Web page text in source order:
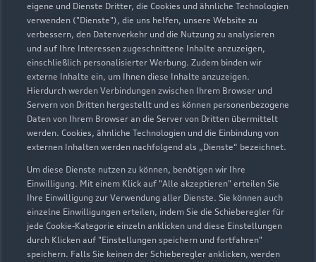
eigene und Dienste Dritter, die Cookies und ähnliche Technologien
verwenden ("Dienste"), die uns helfen, unsere Website zu
verbessern, den Datenverkehr und die Nutzung zu analysieren
und auf Ihre Interessen zugeschnittene Inhalte anzuzeigen,
einschließlich personalisierter Werbung. Zudem binden wir
externe Inhalte ein, um Ihnen diese Inhalte anzuzeigen.
Hierdurch werden Verbindungen zwischen Ihrem Browser und
Servern von Dritten hergestellt und es können personenbezogene
Daten von Ihrem Browser an die Server von Dritten übermittelt
werden. Cookies, ähnliche Technologien und die Einbindung von
externen Inhalten werden nachfolgend als „Dienste“ bezeichnet.
Um diese Dienste nutzen zu können, benötigen wir Ihre
Einwilligung. Mit einem Klick auf "Alle akzeptieren" erteilen Sie
Ihre Einwilligung zur Verwendung aller Dienste. Sie können auch
einzelne Einwilligungen erteilen, indem Sie die Schieberegler für
jede Cookie-Kategorie einzeln anklicken und diese Einstellungen
durch Klicken auf "Einstellungen speichern und fortfahren"
speichern. Falls Sie keinen der Schieberegler anklicken, werden
Immer gut
beraten!
Entdecken Sie die Welt von Audi mit uns
Verkaufsberater kontaktieren